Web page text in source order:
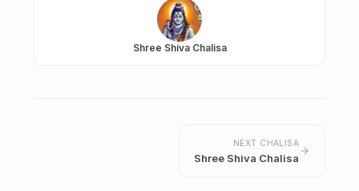
Shree Shiva Chalisa
NEXT CHALISA
Shree Shiva Chalisa